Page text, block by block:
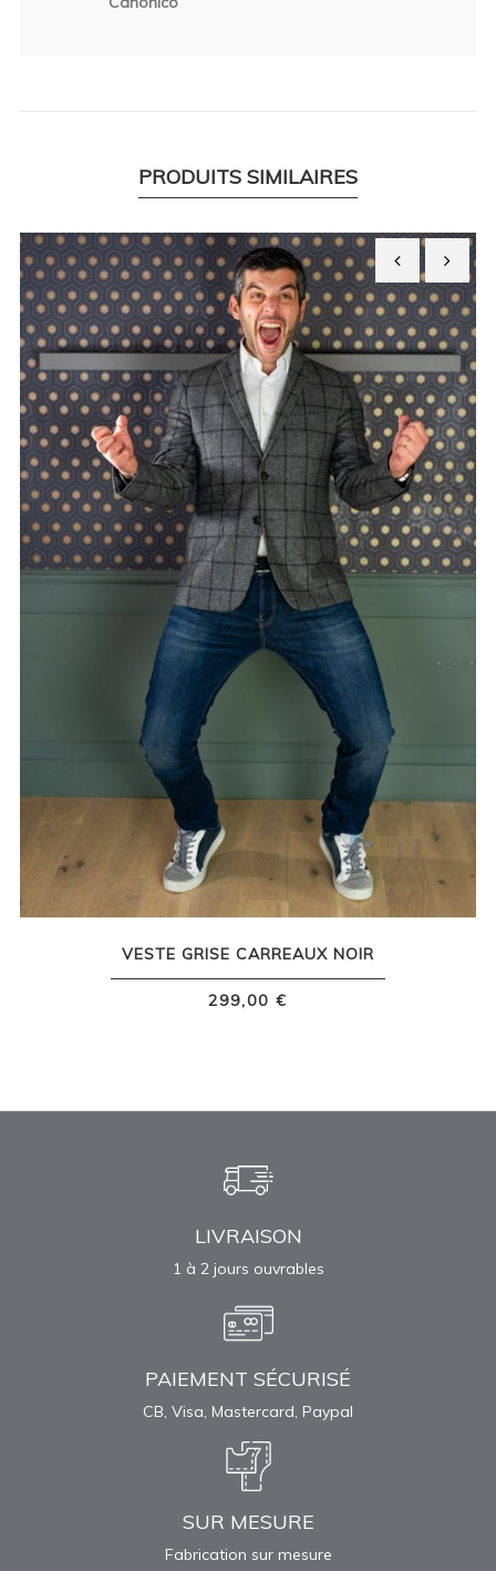
PRODUITS SIMILAIRES
VESTE GRISE CARREAUX NOIR
299,00 €
‹ ›
LIVRAISON
1 à 2 jours ouvrables
PAIEMENT SÉCURISÉ
CB, Visa, Mastercard, Paypal
SUR MESURE
Fabrication sur mesure